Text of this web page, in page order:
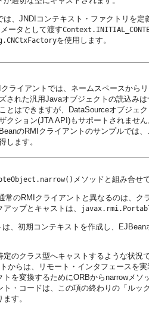
は、JNDIコンテキスト・ファクトリを定
ータとして渡す
を使用します。
ライアントでは、ネームスペースから
された汎用Javaオブジェクトの読込み
とはできますが、DataSourceオブジェ
クション(JTA API)もサポートされませ
のRMIクライアントのサンプルでは
します。
メソッドと組み合せ
常のRMIクライアントと異なるのは、
ップとキャストは、
、初期コンテキストを作成し、
定のクラス型へキャストするような状況
からは、リモート・インタフェースを
トを変換するためにORBからnarrowメ
ト・コードは、この項の終わりの「ルッ
す。